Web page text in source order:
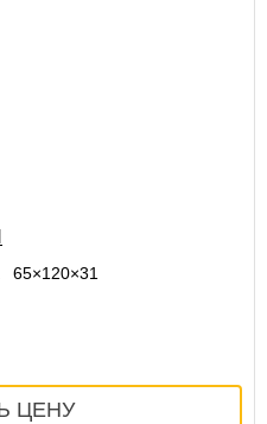
65×120×31